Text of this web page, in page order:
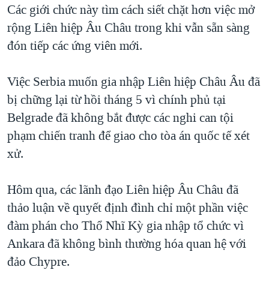
"Tìm"NGƯỜI VIỆT HẢI NGOẠI
ĐỜI SỐNG
KINH TẾ
KHOA HỌC
SỨC KHOẺ
VĂN HOÁ
THỂ THAO
HÀNH TRÌNH BẦU CỬ 2024
MỘT NĂM CHIẾN TRANH TẠI DẢI GAZA
NGÀY TỊ NẠN THẾ GIỚI
TRỊNH VĨNH BÌNH - NGƯỜI HẠ 'BÊN THẮNG CUỘC'
GROUND ZERO – XƯA VÀ NAY
THƯỢNG ĐỈNH TRUMP-KIM TẠI VIỆT NAM
TRỊNH VĨNH BÌNH VS. CHÍNH PHỦ VIỆT NAM
NGƯ DÂN VIỆT VÀ LÀN SÓNG TRỘM HẢI SÂM
BÊN KIA QUỐC LỘ: TIẾNG VỌNG TỪ NÔNG THÔN MỸ
VIDEO
NGHE
Ngôn ngữ khác
Các giới chức này tìm cách siết chặt hơn việc mở
rộng Liên hiệp Âu Châu trong khi vẫn sẵn sàng
đón tiếp các ứng viên mới.
Việc Serbia muốn gia nhập Liên hiệp Châu Âu đã
bị chững lại từ hồi tháng 5 vì chính phủ tại
Belgrade đã không bắt được các nghi can tội
phạm chiến tranh để giao cho tòa án quốc tế xét
xử.
Hôm qua, các lãnh đạo Liên hiệp Âu Châu đã
thảo luận về quyết định đình chỉ một phần việc
đàm phán cho Thổ Nhĩ Kỳ gia nhập tổ chức vì
Ankara đã không bình thường hóa quan hệ với
đảo Chypre.